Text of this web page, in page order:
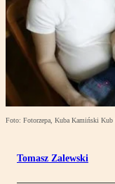
Foto: Fotorzepa, Kuba Kamiński Kub
Tomasz Zalewski